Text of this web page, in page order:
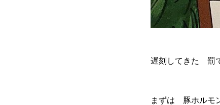
遅刻してきた 罰
まずは 豚ホルモ